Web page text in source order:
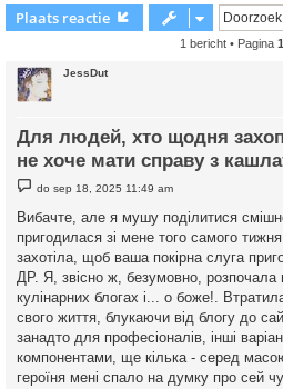
Plaats reactie
1 bericht • Pagina 1
JessDut
Для людей, хто щодня
не хоче мати справу з
e
i
c
t
do sep 18, 2025 11:49 am
Вибачте, але я мушу поділитися
пригодилася зі мене того самого
захотіла, щоб ваша покірна слуга
ДР. Я, звісно ж, безумовно, розпочала
кулінарних блогах і... о боже!.
свого життя, блукаючи від блогу до
занадто для професіоналів, інші
компонентами, ще кілька - серед
героїня мені спало на думку про сей